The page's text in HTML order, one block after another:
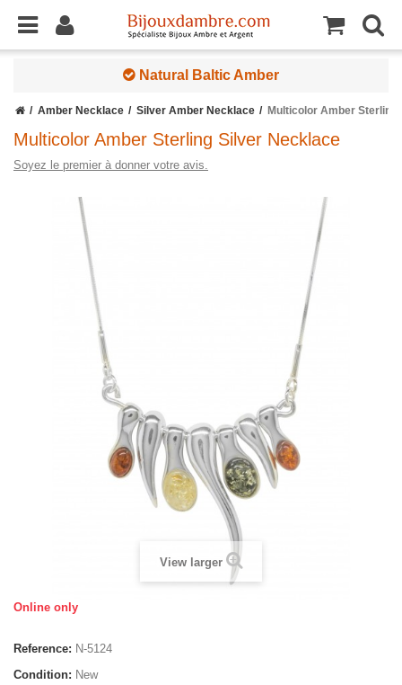
Natural Baltic Amber
Amber Necklace Silver Amber Necklace Multicolor Amber Sterling
Multicolor Amber Sterling Silver Necklace
Soyez le premier à donner votre avis.
View larger
Online only
Reference: N-5124
Condition: New